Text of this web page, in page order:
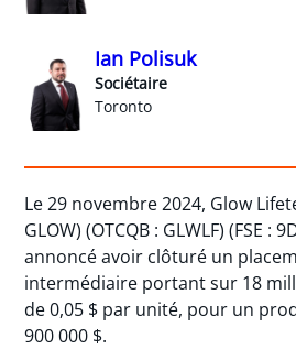
Ian Polisuk
Sociétaire
Toronto
Le 29 novembre 2024, Glow
GLOW) (OTCQB : GLWLF) (FSE :
annoncé avoir clôturé un
intermédiaire portant sur 18
de 0,05 $ par unité, pour un
900 000 $.